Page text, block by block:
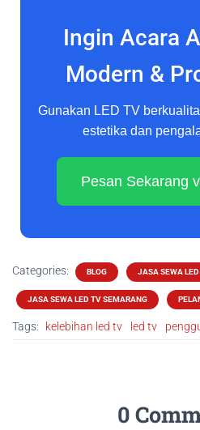
Ingin Acara
Modern &
Gunakan LED TV
estetika dan
Pesan Sekarang
Categories: BLOG JASA SEWA
JASA SEWA LED TV SEMARANG
Tags: kelebihan led tv led tv
0